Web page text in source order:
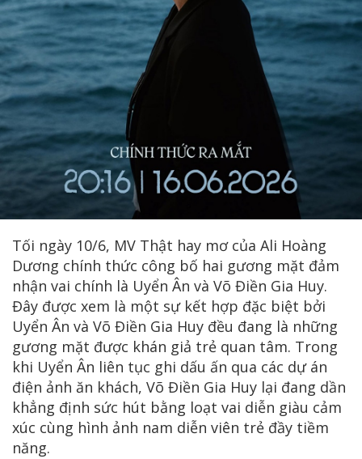
Tối ngày 10/6, MV Thật hay mơ của Ali Hoàng
Dương chính thức công bố hai gương mặt đảm
nhận vai chính là Uyển Ân và Võ Điền Gia Huy.
Đây được xem là một sự kết hợp đặc biệt bởi
Uyển Ân và Võ Điền Gia Huy đều đang là những
gương mặt được khán giả trẻ quan tâm. Trong
khi Uyển Ân liên tục ghi dấu ấn qua các dự án
điện ảnh ăn khách, Võ Điền Gia Huy lại đang dần
khẳng định sức hút bằng loạt vai diễn giàu cảm
xúc cùng hình ảnh nam diễn viên trẻ đầy tiềm
năng.